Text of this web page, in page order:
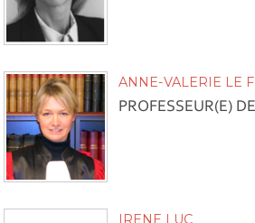
ANNE-VALERIE LE
PROFESSEUR(E)
IRENE LUC